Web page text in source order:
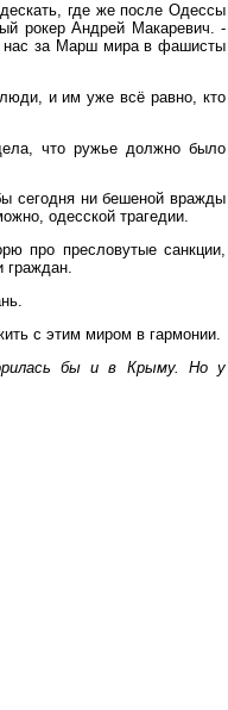
где же после Одессы
рокер Андрей Макаревич. -
нас за Марш мира в фашисты
и им уже всё равно, кто
что ружье должно было
сегодня ни бешеной вражды
одесской трагедии.
про пресловутые санкции,
граждан.
с этим миром в гармонии.
бы и в Крыму. Но у